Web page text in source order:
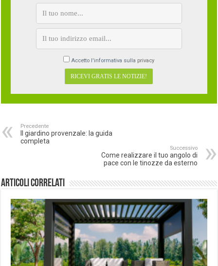
Accetto l'informativa sulla privacy
Precedente
Il giardino provenzale: la guida
completa
Successivo
Come realizzare il tuo angolo di
pace con le tinozze da esterno
Articoli correlati